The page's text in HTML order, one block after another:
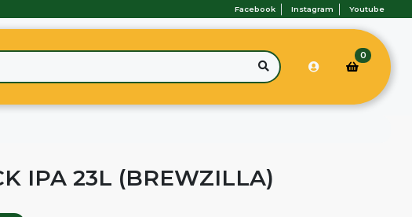
Facebook Instagram Youtube
0
IPA 23L (BREWZILLA)